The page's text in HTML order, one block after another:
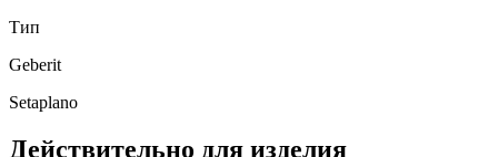
Тип
Geberit
Setaplano
Действительно для изделия